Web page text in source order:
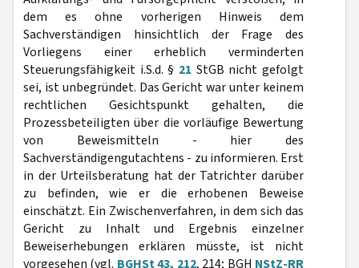
dem es ohne vorherigen Hinweis dem
Sachverständigen hinsichtlich der Frage des
Vorliegens einer erheblich verminderten
Steuerungsfähigkeit i.S.d. § 21 StGB nicht gefolgt
sei, ist unbegründet. Das Gericht war unter keinem
rechtlichen Gesichtspunkt gehalten, die
Prozessbeteiligten über die vorläufige Bewertung
von Beweismitteln - hier des
Sachverständigengutachtens - zu informieren. Erst
in der Urteilsberatung hat der Tatrichter darüber
zu befinden, wie er die erhobenen Beweise
einschätzt. Ein Zwischenverfahren, in dem sich das
Gericht zu Inhalt und Ergebnis einzelner
Beweiserhebungen erklären müsste, ist nicht
vorgesehen (vgl. BGHSt 43, 212, 214; BGH NStZ-RR